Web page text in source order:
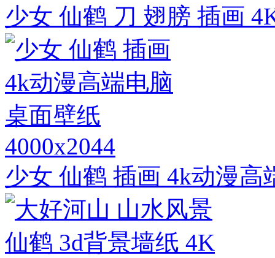
少女 仙鹤 刀 翅膀 插画
4000x2044
少女 仙鹤 插画 4k动漫高